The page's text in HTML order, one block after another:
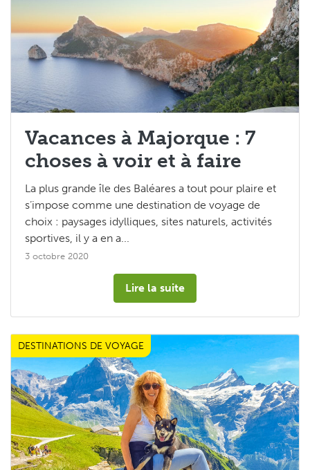
Vacances à Majorque : 7
choses à voir et à faire
La plus grande île des Baléares a tout pour plaire et
s’impose comme une destination de voyage de
choix : paysages idylliques, sites naturels, activités
sportives, il y a en a...
3 octobre 2020
Lire la suite
DESTINATIONS DE VOYAGE